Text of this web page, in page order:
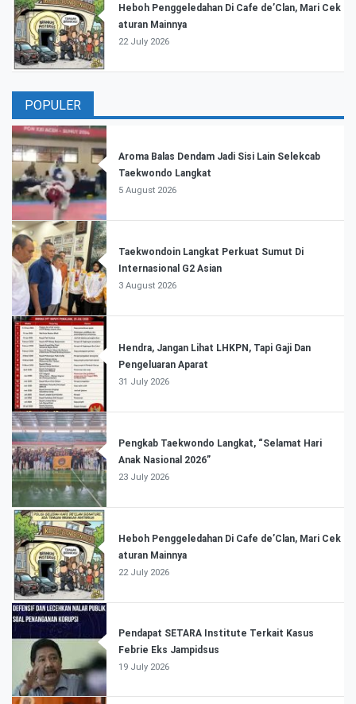
Heboh Penggeledahan Di Cafe de’Clan, Mari Cek
aturan Mainnya
22 July 2026
POPULER
Aroma Balas Dendam Jadi Sisi Lain Selekcab
Taekwondo Langkat
5 August 2026
Taekwondoin Langkat Perkuat Sumut Di
Internasional G2 Asian
3 August 2026
Hendra, Jangan Lihat LHKPN, Tapi Gaji Dan
Pengeluaran Aparat
31 July 2026
Pengkab Taekwondo Langkat, “Selamat Hari
Anak Nasional 2026”
23 July 2026
Heboh Penggeledahan Di Cafe de’Clan, Mari Cek
aturan Mainnya
22 July 2026
Pendapat SETARA Institute Terkait Kasus
Febrie Eks Jampidsus
19 July 2026